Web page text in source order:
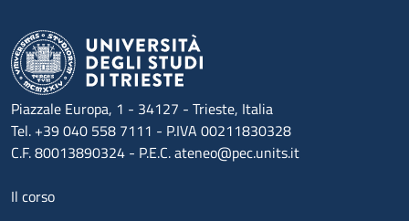
Piazzale Europa, 1 - 34127 - Trieste, Italia
Tel. +39 040 558 7111 - P.IVA 00211830328
C.F. 80013890324 - P.E.C. ateneo@pec.units.it
Menu footer 1
Il corso